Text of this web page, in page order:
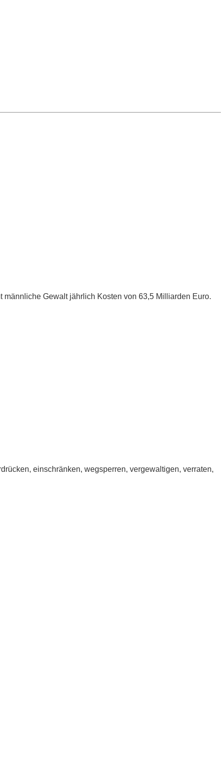
Gewalt jährlich Kosten von 63,5 Milliarden Euro.
einschränken, wegsperren, vergewaltigen, verraten,